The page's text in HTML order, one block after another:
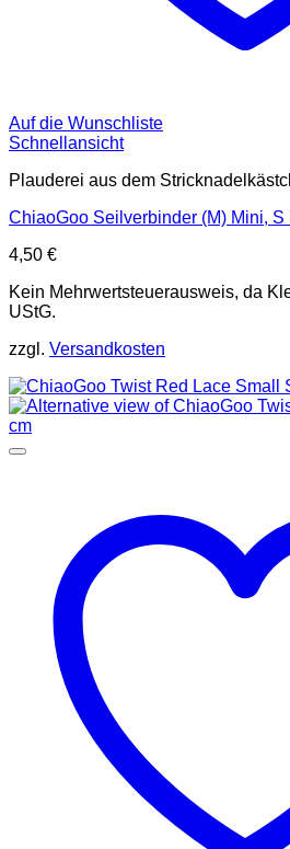
Auf die Wunschliste
Schnellansicht
Plauderei aus dem
ChiaoGoo Seilverbinder (M) Mini, S
4,50 €
Kein Mehrwertsteuerausweis, da
UStG.
zzgl. Versandkosten